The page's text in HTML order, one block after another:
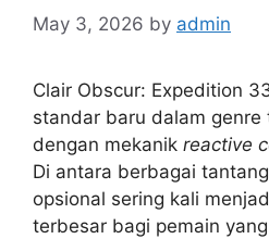
May 3, 2026 by admin
Clair Obscur: Expedition
standar baru dalam genre
dengan mekanik reactive
Di antara berbagai
opsional sering kali
terbesar bagi pemain